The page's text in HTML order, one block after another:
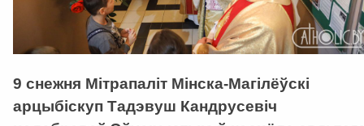
9 снежня Мітрапаліт Мінска-Магілёўскі
арцыбіскуп Тадэвуш Кандрусевіч